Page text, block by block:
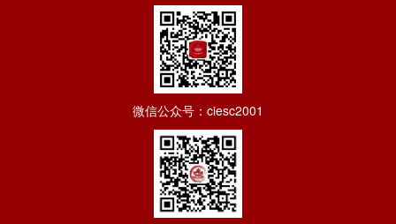
微信公众号：ciesc2001